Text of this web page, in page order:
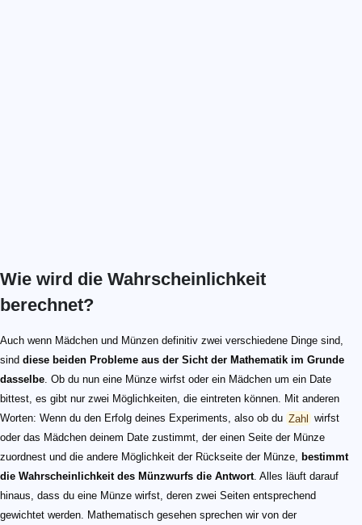
Wie wird die Wahrscheinlichkeit
berechnet?
Auch wenn Mädchen und Münzen definitiv zwei verschiedene Dinge sind,
sind diese beiden Probleme aus der Sicht der Mathematik im Grunde
dasselbe. Ob du nun eine Münze wirfst oder ein Mädchen um ein Date
bittest, es gibt nur zwei Möglichkeiten, die eintreten können. Mit anderen
Worten: Wenn du den Erfolg deines Experiments, also ob du Zahl wirfst
oder das Mädchen deinem Date zustimmt, der einen Seite der Münze
zuordnest und die andere Möglichkeit der Rückseite der Münze, bestimmt
die Wahrscheinlichkeit des Münzwurfs die Antwort. Alles läuft darauf
hinaus, dass du eine Münze wirfst, deren zwei Seiten entsprechend
gewichtet werden. Mathematisch gesehen sprechen wir von der